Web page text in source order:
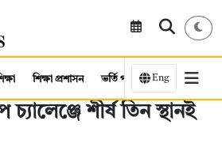
শিক্ষা প্রশাসন ভর্তি পরীক্ষা কর্মসংস্থান
Eng
শীর্ষ তিন স্থানই